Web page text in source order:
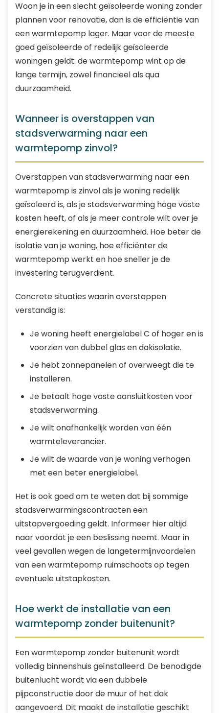
Woon je in een slecht geïsoleerde woning zonder
plannen voor renovatie, dan is de efficiëntie van
een warmtepomp lager. Maar voor de meeste
goed geïsoleerde of redelijk geïsoleerde
woningen geldt: de warmtepomp wint op de
lange termijn, zowel financieel als qua
duurzaamheid.
Wanneer is overstappen van
stadsverwarming naar een
warmtepomp zinvol?
Overstappen van stadsverwarming naar een
warmtepomp is zinvol als je woning redelijk
geïsoleerd is, als je stadsverwarming hoge vaste
kosten heeft, of als je meer controle wilt over je
energierekening en duurzaamheid. Hoe beter de
isolatie van je woning, hoe efficiënter de
warmtepomp werkt en hoe sneller je de
investering terugverdient.
Concrete situaties waarin overstappen
verstandig is:
Je woning heeft energielabel C of hoger en is
voorzien van dubbel glas en dakisolatie.
Je hebt zonnepanelen of overweegt die te
installeren.
Je betaalt hoge vaste aansluitkosten voor
stadsverwarming.
Je wilt onafhankelijk worden van één
warmteleverancier.
Je wilt de waarde van je woning verhogen
met een beter energielabel.
Het is ook goed om te weten dat bij sommige
stadsverwarmingscontracten een
uitstapvergoeding geldt. Informeer hier altijd
naar voordat je een beslissing neemt. Maar in
veel gevallen wegen de langetermijnvoordelen
van een warmtepomp ruimschoots op tegen
eventuele uitstapkosten.
Hoe werkt de installatie van een
warmtepomp zonder buitenunit?
Een warmtepomp zonder buitenunit wordt
volledig binnenshuis geïnstalleerd. De benodigde
buitenlucht wordt via een dubbele
pijpconstructie door de muur of het dak
aangevoerd. Dit maakt de installatie geschikt